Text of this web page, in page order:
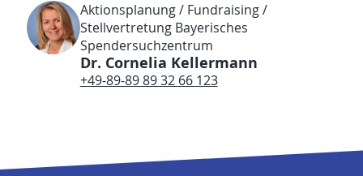
Aktionsplanung / Fundraising /
Stellvertretung Bayerisches
Spendersuchzentrum
Dr. Cornelia Kellermann
+49-89-89 89 32 66 123